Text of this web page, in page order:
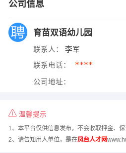
公司信息
育苗双语幼儿园
联系人： 李军
联系电话： ****
公司地址：
温馨提示
1、本平台仅供信息发布，不会收取押金、保
2、请告知用人单位，是在凤台人才网